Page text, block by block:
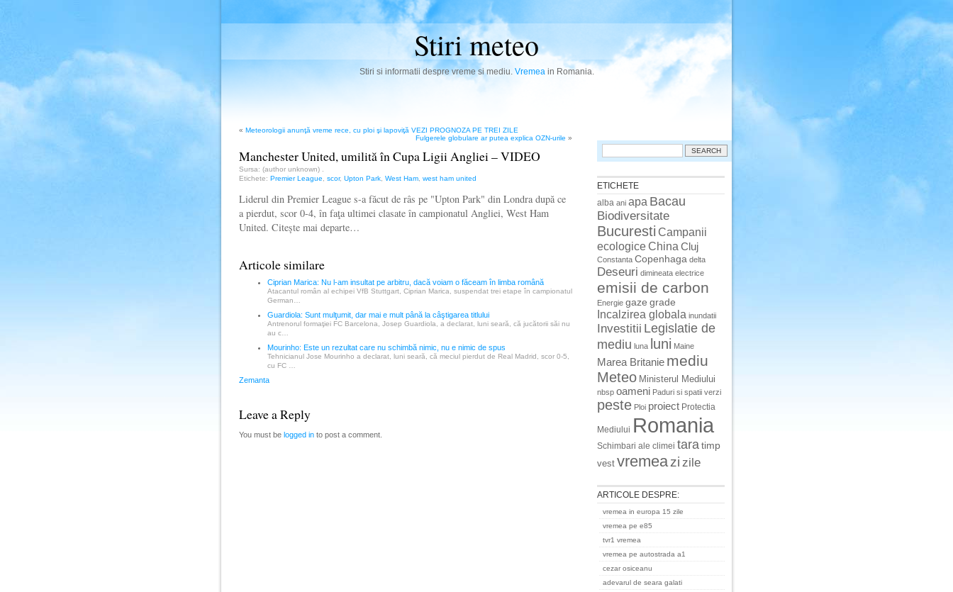
Stiri meteo
Stiri si informatii despre vreme si mediu. Vremeain Romania.
« Meteorologii anunţă vreme rece, cu ploi şi lapoviţă VEZI PROGNOZA PE TREI ZILE
Fulgerele globulare ar putea explica OZN-urile »
Manchester United, umilită în Cupa Ligii Angliei – VIDEO
Sursa: (author unknown)
Etichete: Premier League scor, Upton Park West Ham west ham united
Liderul din Premier League s-a făcut de râs pe "Upton Park" din Londra după ce
a pierdut, scor 0-4, în faţa ultimei clasate în campionatul Angliei, West Ham
United. Citește mai departe…
Articole similare
Ciprian Marica: Nu l-am insultat pe arbitru, dacă voiam o făceam în limba română
Atacantul român al echipei VfB Stuttgart, Ciprian Marica, suspendat trei etape în campionatul
German…
Guardiola: Sunt mulţumit, dar mai e mult până la câştigarea titlului
Antrenorul formaţiei FC Barcelona, Josep Guardiola, a declarat, luni seară, că jucătorii săi nu
au c…
Mourinho: Este un rezultat care nu schimbă nimic, nu e nimic de spus
Tehnicianul Jose Mourinho a declarat, luni seară, că meciul pierdut de Real Madrid, scor 0-5,
cu FC …
Zemanta
Leave a Reply
You must be logged in to post a comment.
Search
ETICHETE
alba ani apa Bacau
Biodiversitate
Bucuresti Campanii
ecologiceChina Cluj
Constanta Copenhaga delta
Deseuri dimineata electrice
emisii de carbon
Energie gaze grade
Incalzirea globala inundatii
Investitii Legislatie de
mediu luna luni Maine
Marea Britanie mediu
Meteo Ministerul Mediului
nbsp oameni Paduri si spatii verzi
peste Ploi proiect Protectia
Mediului Romania
Schimbari ale climei taratimp
vest vremeazi zile
ARTICOLE DESPRE:
vremea in europa 15 zile
vremea pe e85
tvr1 vremea
vremea pe autostrada a1
cezar osiceanu
adevarul de seara galati